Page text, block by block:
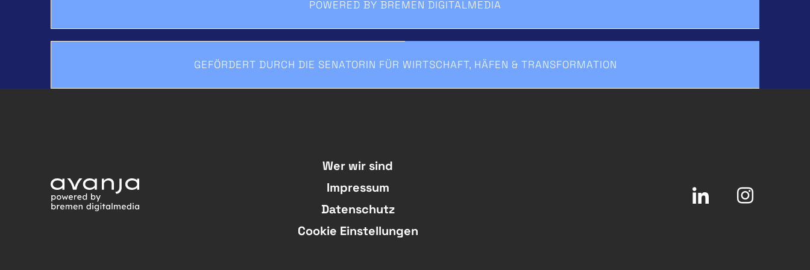
POWERED BY BREMEN DIGITALMEDIA
GEFÖRDERT DURCH DIE SENATORIN FÜR WIRTSCHAFT, HÄFEN & TRANSFORMATION
Wer wir sind
Impressum
Datenschutz
Cookie Einstellungen